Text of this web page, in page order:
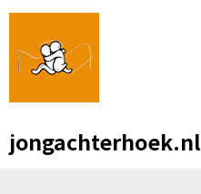
Skip
content
jongachterhoek.nl